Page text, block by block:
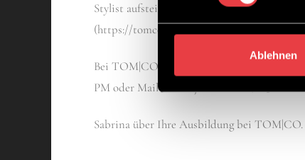
Ablehnen
Stylist aufsteigen und hast noch die
(https://tomco.de/seminare/junior-camp)
Bei TOM|CO. bekommst Du eine
PM oder Mail bei Anja Klimisch
Sabrina über Ihre Ausbildung bei